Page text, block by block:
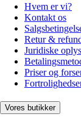
Hvem er vi?
Kontakt os
Retur &
Juridiske
Priser og
Vores butikker